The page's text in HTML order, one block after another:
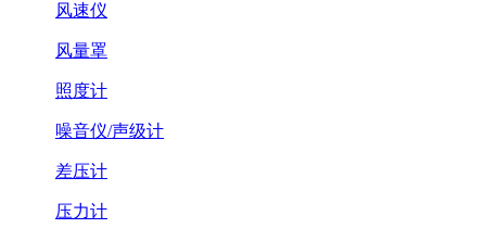
风速仪
风量罩
照度计
噪音仪/声级计
差压计
压力计